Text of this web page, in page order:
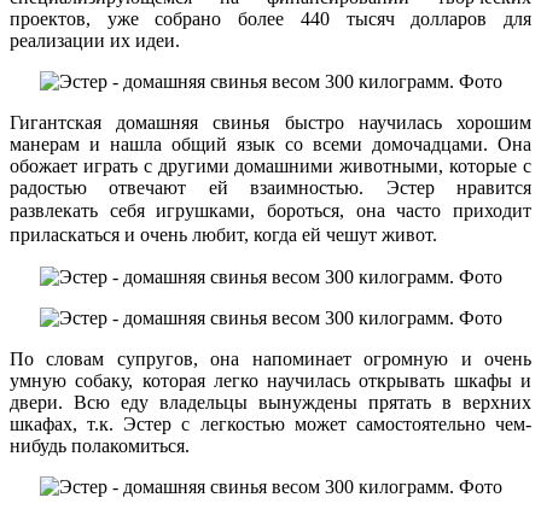
проектов, уже собрано более 440 тысяч долларов для
реализации их идеи.
Гигантская домашняя свинья быстро научилась хорошим
манерам и нашла общий язык со всеми домочадцами. Она
обожает играть с другими домашними животными, которые с
радостью отвечают ей взаимностью. Эстер нравится
развлекать себя игрушками, бороться, она часто приходит
приласкаться и очень любит, когда ей чешут живот.
По словам супругов, она напоминает огромную и очень
умную собаку, которая легко научилась открывать шкафы и
двери. Всю еду владельцы вынуждены прятать в верхних
шкафах, т.к. Эстер с легкостью может самостоятельно чем-
нибудь полакомиться.